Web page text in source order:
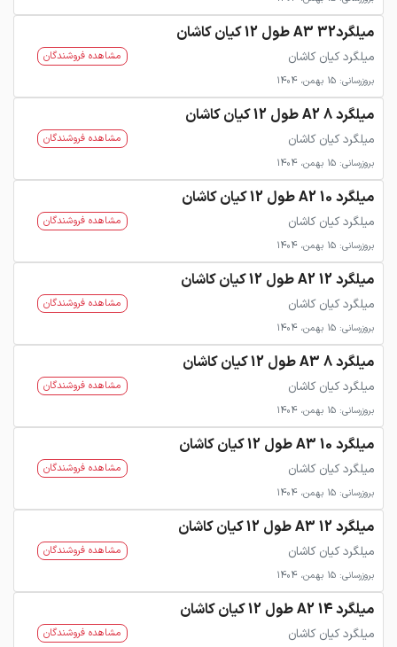
میلگرد32 A3 طول 12 کیان کاشان
میلگرد کیان کاشان
بروزرسانی: 15 بهمن، 1404
مشاهده فروشندگان
میلگرد 8 A2 طول 12 کیان کاشان
میلگرد کیان کاشان
بروزرسانی: 15 بهمن، 1404
مشاهده فروشندگان
میلگرد 10 A2 طول 12 کیان کاشان
میلگرد کیان کاشان
بروزرسانی: 15 بهمن، 1404
مشاهده فروشندگان
میلگرد 12 A2 طول 12 کیان کاشان
میلگرد کیان کاشان
بروزرسانی: 15 بهمن، 1404
مشاهده فروشندگان
میلگرد 8 A3 طول 12 کیان کاشان
میلگرد کیان کاشان
بروزرسانی: 15 بهمن، 1404
مشاهده فروشندگان
میلگرد 10 A3 طول 12 کیان کاشان
میلگرد کیان کاشان
بروزرسانی: 15 بهمن، 1404
مشاهده فروشندگان
میلگرد 12 A3 طول 12 کیان کاشان
میلگرد کیان کاشان
بروزرسانی: 15 بهمن، 1404
مشاهده فروشندگان
میلگرد 14 A2 طول 12 کیان کاشان
میلگرد کیان کاشان مشاهده فروشندگان